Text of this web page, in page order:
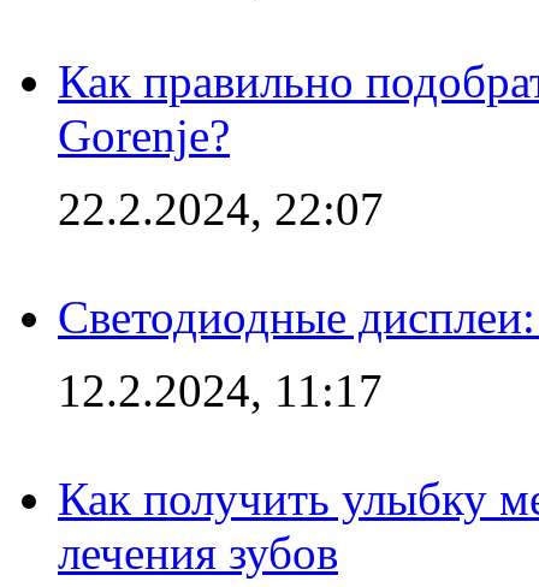
Как правильно
Gorenje?
22.2.2024, 22:07
Светодиодные
12.2.2024, 11:17
Как получить улыбку
лечения зубов